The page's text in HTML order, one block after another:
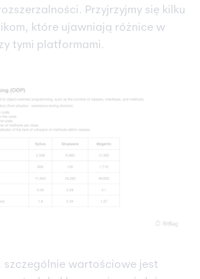
Przyjrzyjmy się kilku
które ujawniają różnice w
tymi platformami.
szczególnie wartościowe jest